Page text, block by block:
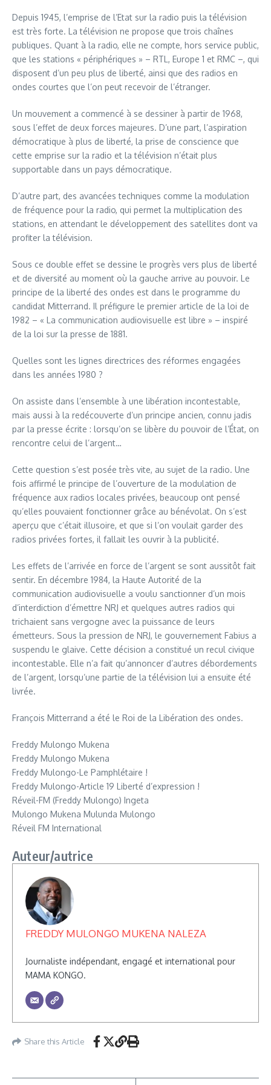
Depuis 1945, l’emprise de l’Etat sur la radio puis la télévision
est très forte. La télévision ne propose que trois chaînes
publiques. Quant à la radio, elle ne compte, hors service public,
que les stations « périphériques » – RTL, Europe 1 et RMC –, qui
disposent d’un peu plus de liberté, ainsi que des radios en
ondes courtes que l’on peut recevoir de l’étranger.
Un mouvement a commencé à se dessiner à partir de 1968,
sous l’effet de deux forces majeures. D’une part, l’aspiration
démocratique à plus de liberté, la prise de conscience que
cette emprise sur la radio et la télévision n’était plus
supportable dans un pays démocratique.
D’autre part, des avancées techniques comme la modulation
de fréquence pour la radio, qui permet la multiplication des
stations, en attendant le développement des satellites dont va
profiter la télévision.
Sous ce double effet se dessine le progrès vers plus de liberté
et de diversité au moment où la gauche arrive au pouvoir. Le
principe de la liberté des ondes est dans le programme du
candidat Mitterrand. Il préfigure le premier article de la loi de
1982 – « La communication audiovisuelle est libre » – inspiré
de la loi sur la presse de 1881.
Quelles sont les lignes directrices des réformes engagées
dans les années 1980 ?
On assiste dans l’ensemble à une libération incontestable,
mais aussi à la redécouverte d’un principe ancien, connu jadis
par la presse écrite : lorsqu’on se libère du pouvoir de l’État, on
rencontre celui de l’argent…
Cette question s’est posée très vite, au sujet de la radio. Une
fois affirmé le principe de l’ouverture de la modulation de
fréquence aux radios locales privées, beaucoup ont pensé
qu’elles pouvaient fonctionner grâce au bénévolat. On s’est
aperçu que c’était illusoire, et que si l’on voulait garder des
radios privées fortes, il fallait les ouvrir à la publicité.
Les effets de l’arrivée en force de l’argent se sont aussitôt fait
sentir. En décembre 1984, la Haute Autorité de la
communication audiovisuelle a voulu sanctionner d’un mois
d’interdiction d’émettre NRJ et quelques autres radios qui
trichaient sans vergogne avec la puissance de leurs
émetteurs. Sous la pression de NRJ, le gouvernement Fabius a
suspendu le glaive. Cette décision a constitué un recul civique
incontestable. Elle n’a fait qu’annoncer d’autres débordements
de l’argent, lorsqu’une partie de la télévision lui a ensuite été
livrée.
François Mitterrand a été le Roi de la Libération des ondes.
Freddy Mulongo Mukena
Freddy Mulongo Mukena
Freddy Mulongo-Le Pamphlétaire !
Freddy Mulongo-Article 19 Liberté d’expression !
Réveil-FM (Freddy Mulongo) Ingeta
Mulongo Mukena Mulunda Mulongo
Réveil FM International
Auteur/autrice
FREDDY MULONGO MUKENA NALEZA
Journaliste indépendant, engagé et international pour
MAMA KONGO.
Share this Article